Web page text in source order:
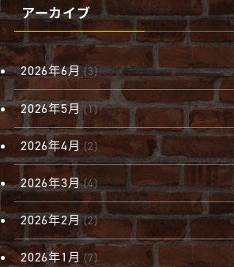
アーカイブ
2026年6月(3)
2026年5月 (1)
2026年4月(2)
2026年3月(4)
2026年2月(2)
2026年1月 (7)